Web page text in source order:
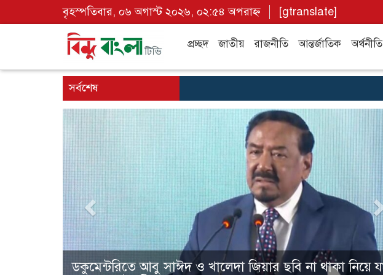
বৃহস্পতিবার, ০৬ অগাস্ট ২০২৬, ০২:৫৪ অপরাহ্ন [gtranslate]
প্রচ্ছদ জাতীয় রাজনীতি আন্তর্জাতিক অর্থনীতি
সর্বশেষ
ট্রাইব্যুনালে কল রেকর্ড: সাদ্দাম-ইনানকে ফোনে হামলার নির্দেশ
Previous